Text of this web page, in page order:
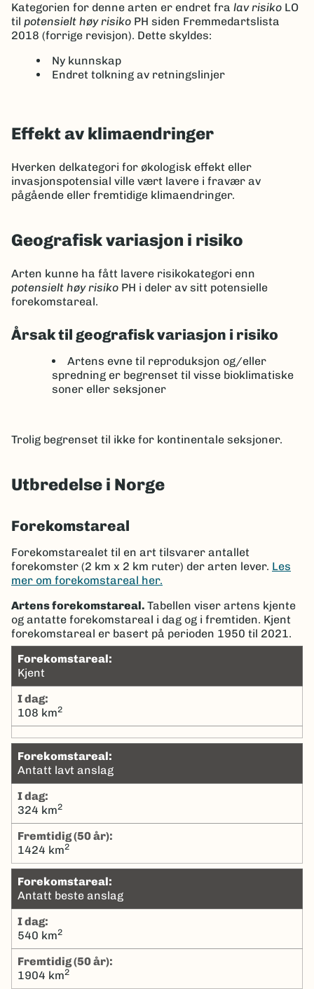
Kategorien for denne arten er endret fra lav risiko LO
til potensielt høy risiko PH siden Fremmedartslista
2018 (forrige revisjon). Dette skyldes:
Ny kunnskap
Endret tolkning av retningslinjer
Effekt av klimaendringer
Hverken delkategori for økologisk effekt eller
invasjonspotensial ville vært lavere i fravær av
pågående eller fremtidige klimaendringer.
Geografisk variasjon i risiko
Arten kunne ha fått lavere risikokategori enn
potensielt høy risiko PH i deler av sitt potensielle
forekomstareal.
Årsak til geografisk variasjon i risiko
Artens evne til reproduksjon og/eller
spredning er begrenset til visse bioklimatiske
soner eller seksjoner
Trolig begrenset til ikke for kontinentale seksjoner.
Utbredelse i Norge
Forekomstareal
Forekomstarealet til en art tilsvarer antallet
forekomster (2 km x 2 km ruter) der arten lever. Les
mer om forekomstareal her.
Artens forekomstareal. Tabellen viser artens kjente
og antatte forekomstareal i dag og i fremtiden. Kjent
forekomstareal er basert på perioden 1950 til 2021.
Forekomstareal:
Kjent
I dag:
108 km2
Forekomstareal:
Antatt lavt anslag
I dag:
324 km2
Fremtidig (50 år):
1424 km2
Forekomstareal:
Antatt beste anslag
I dag:
540 km2
Fremtidig (50 år):
1904 km2